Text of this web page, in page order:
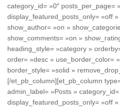
category_id= »0″ posts_per_page=
display_featured_posts_only= »off
show_author= »on »
show_comments= »on »
heading_style= »category »
order= »desc » use_border_color=
border_style= »solid »
[/et_pb_column][et_pb_column
admin_label= »Posts »
display_featured_posts_only= »off